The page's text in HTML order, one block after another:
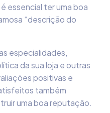
essencial ter uma boa
“descrição do
especialidades,
da sua loja e outras
positivas e
também
uma boa reputação.